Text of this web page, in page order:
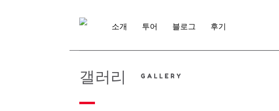
소개 투어 블로그 후기
갤러리